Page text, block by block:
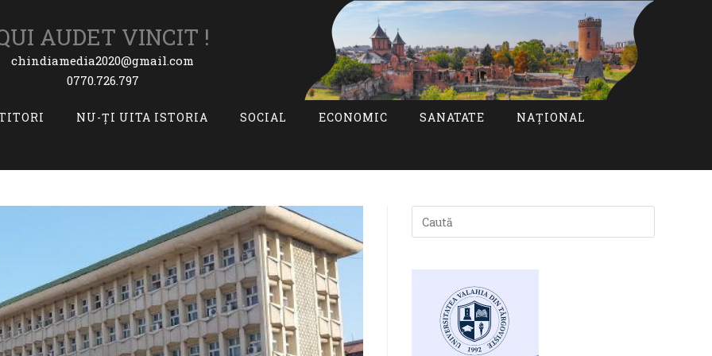
AUDET VINCIT !
chindiamedia2020@gmail.com
0770.726.797
NU-ȚI UITA ISTORIA SOCIAL ECONOMIC SANATATE NAȚIONAL